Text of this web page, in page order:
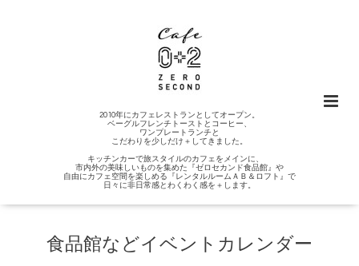
2010年にカフェレストランとしてオープン。
ベーグルフレンチトーストとコーヒー、
ワンプレートランチと
こだわりを少しだけ＋してきました。
キッチンカーで旅スタイルのカフェをメインに、
市内外の美味しいものを集めた『ゼロセカンド食品館』や
自由にカフェ空間を楽しめる『レンタルルームＡＢ＆ロフト』で
日々に非日常感とわくわく感を＋します。
食品館などイベントカレンダー